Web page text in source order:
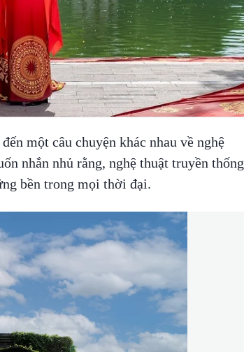
một câu chuyện khác nhau về nghệ
nhắn nhủ rằng, nghệ thuật truyền thống
bền trong mọi thời đại.